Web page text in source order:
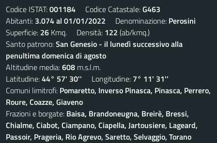
Codice ISTAT:001184 Codice Catastale:G463
Abitanti: 3.074 al 01/01/2022 Denominazione: Perosini
Superficie: 26 Kmq. Densità: 122 (ab/kmq.)
Santo patrono:San Genesio - il lunedì successivo alla
penultima domenica di agosto
Altitudine media:608 m.s.l.m.
Latitudine:44° 57' 30'' Longitudine: 7° 11' 31''
Comuni limitrofi: Pomaretto, Inverso Pinasca, Pinasca, Perrero,
Roure, Coazze, Giaveno
Frazioni e borgate: Baisa, Brandoneugna, Breirè, Bressi,
Chialme, Ciabot, Ciampano, Ciapella, Jartousiere, Lageard,
Passoir, Prageria, Rio Agrevo, Saretto, Selvaggio, Torano